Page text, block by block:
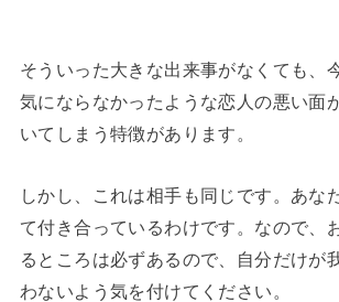
そういった大きな出来事がなくても、
気にならなかったような恋人の悪い面
いてしまう特徴があります。
しかし、これは相手も同じです。あな
て付き合っているわけです。なので、
るところは必ずあるので、自分だけが
わないよう気を付けてください。